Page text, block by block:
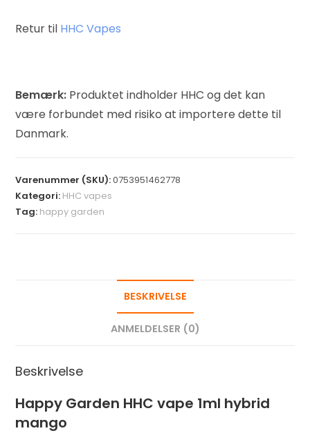
Retur til HHC Vapes
Bemærk: Produktet indholder HHC og det kan
være forbundet med risiko at importere dette til
Danmark.
Varenummer (SKU):0753951462778
Kategori: HHC vapes
Tag: happy garden
BESKRIVELSE
ANMELDELSER (0)
Beskrivelse
Happy Garden HHC vape 1ml hybrid
mango